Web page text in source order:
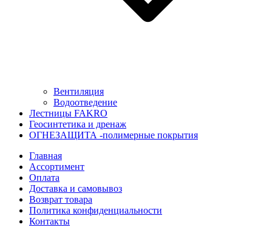
Вентиляция
Водоотведение
Лестницы FAKRO
Геосинтетика и дренаж
ОГНЕЗАЩИТА -полимерные покрытия
Главная
Ассортимент
Оплата
Доставка и самовывоз
Возврат товара
Политика конфиденциальности
Контакты